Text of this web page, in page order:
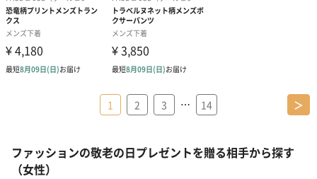
1 2 3 … 14 ＞
ファッションの敬老の日プレゼントを贈る相手から探す
（女性）